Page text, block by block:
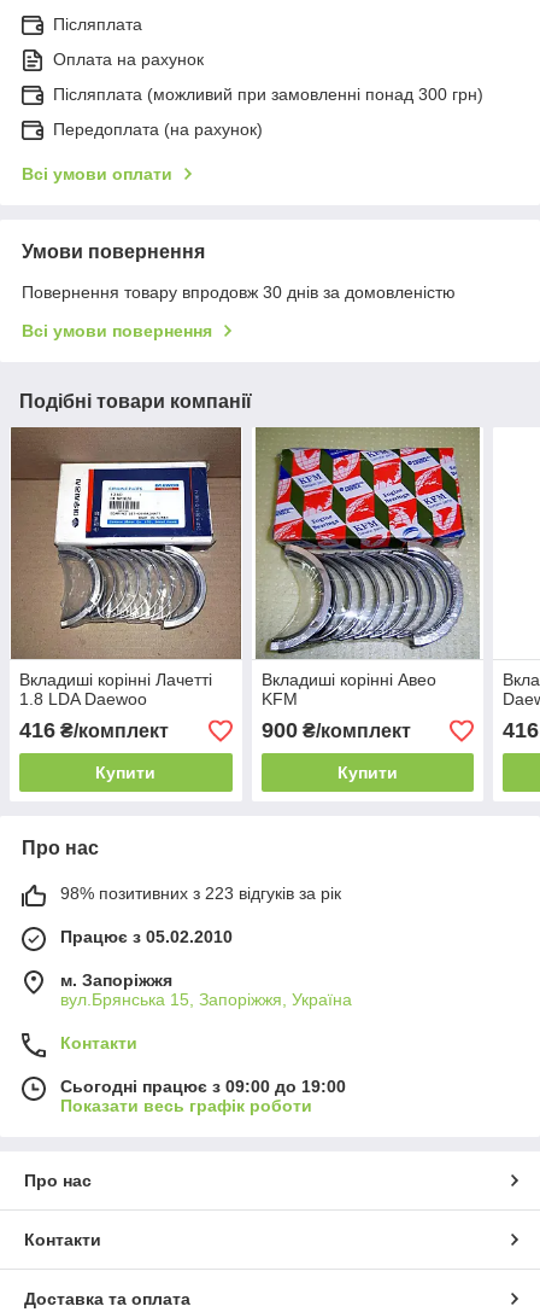
Післяплата
Оплата на рахунок
Післяплата (можливий при замовленні понад 300 грн)
Передоплата (на рахунок)
Всі умови оплати
Умови повернення
Повернення товару впродовж 30 днів за домовленістю
Всі умови повернення
Подібні товари компанії
Вкладиші корінні Лачетті
1.8 LDA Daewoo
416 ₴/комплект
Купити
Вкладиші корінні Авео
KFM
900₴/комплект
Купити
416
Про нас
98% позитивних з 223 відгуків за рік
Працює з 05.02.2010
м. Запоріжжя
вул.Брянська 15, Запоріжжя, Україна
Контакти
Сьогодні працює з 09:00 до 19:00
Показати весь графік роботи
Про нас
Контакти
Доставка та оплата